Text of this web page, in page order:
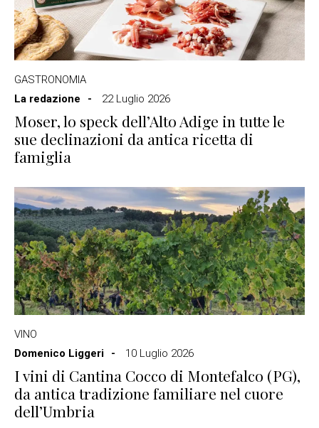
GASTRONOMIA
La redazione
22 Luglio 2026
Moser, lo speck dell’Alto Adige in tutte le
sue declinazioni da antica ricetta di
famiglia
VINO
Domenico Liggeri
10 Luglio 2026
I vini di Cantina Cocco di Montefalco (PG),
da antica tradizione familiare nel cuore
dell’Umbria